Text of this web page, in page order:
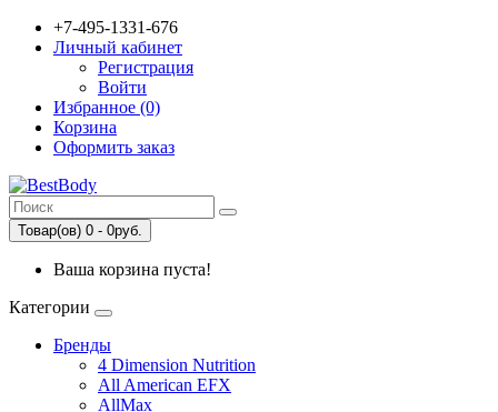
+7-495-1331-676
Личный кабинет
Регистрация
Войти
Избранное (0)
Корзина
Оформить заказ
Товар(ов) 0 - 0руб.
Ваша корзина пуста!
Категории
Бренды
4 Dimension Nutrition
All American EFX
AllMax